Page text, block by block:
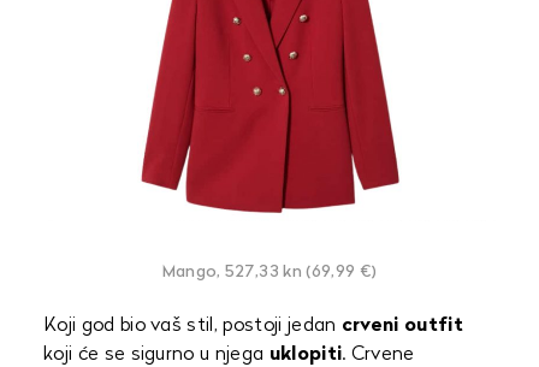
Mango, 527,33 kn (69,99 €)
Koji god bio vaš stil, postoji jedan crveni outfit
koji će se sigurno u njega uklopiti. Crvene